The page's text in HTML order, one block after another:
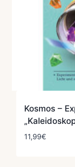
Kosmos –
11,99€